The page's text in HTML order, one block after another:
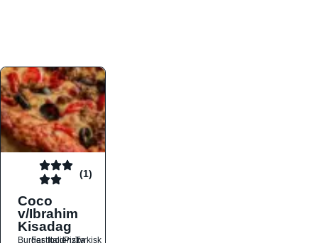
(1)
Coco
v/Ibrahim
Kisadag
BurgerFastfoodItaliensk
PizzaTyrkisk